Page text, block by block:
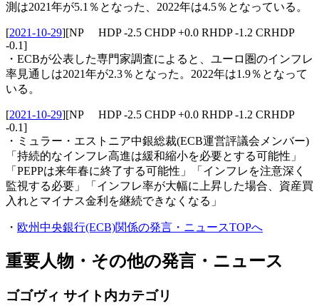
測は2021年が5.1％となった、2022年は4.5％となっている。
[2021-10-29][NP HDP -2.5 CHDP +0.0 RHDP -1.2 CRHDP
-0.1]
・ECBが公表した専門家調査によると、ユーロ圏のインフレ
率見通しは2021年が2.3％となった。2022年は1.9％となって
いる。
[2021-10-29][NP HDP -2.5 CHDP +0.0 RHDP -1.2 CRHDP
-0.1]
・ミュラー・エストニア中銀総裁(ECB運営評議会メンバー)
「持続的なインフレ高進は緩和縮小を必要とする可能性」
「PEPPは来年春に終了する可能性」「インフレを注意深く
監視する必要」「インフレ率が大幅に上昇した場合、資産買
入れとマイナス金利を継続できなくなる」
・ 欧州中央銀行(ECB)関係の発言・ニュースTOPへ
重要人物・その他の発言・ニュース
ゴゴヴィ サイト内カテゴリ